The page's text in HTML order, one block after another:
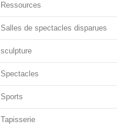
Ressources
Salles de spectacles disparues
sculpture
Spectacles
Sports
Tapisserie